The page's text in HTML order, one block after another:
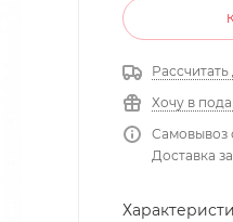
Рассчитать
Хочу в
Самовывоз
Доставка